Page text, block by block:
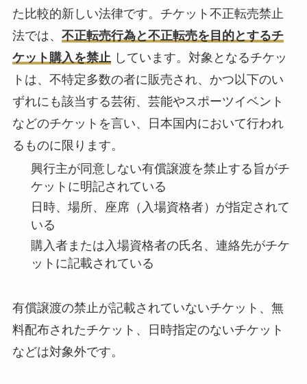
た比較的新しい法律です。チケット不正転売禁止
法では、 不正転売行為と不正転売を目的とするチ
ケット購入を禁止しています。対象となるチケッ
トは、不特定多数の者に販売され、かつ以下のい
ずれにも該当する芸術、芸能やスポーツイベント
などのチケットを言い、日本国内において行われ
るものに限ります。
興行主が同意しない有償譲渡を禁止する旨がチ
ケットに明記されている
日時、場所、座席（入場資格者）が指定されて
いる
購入者または入場資格者の氏名、連絡先がチケ
ットに記載されている
有償譲渡の禁止が記載されていないチケット、無
料配布されたチケット、日時指定のないチケット
などは対象外です。